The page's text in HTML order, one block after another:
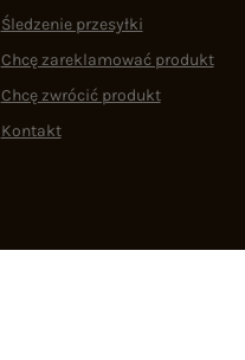
Śledzenie przesyłki
Chcę zareklamować produkt
Chcę zwrócić produkt
Kontakt